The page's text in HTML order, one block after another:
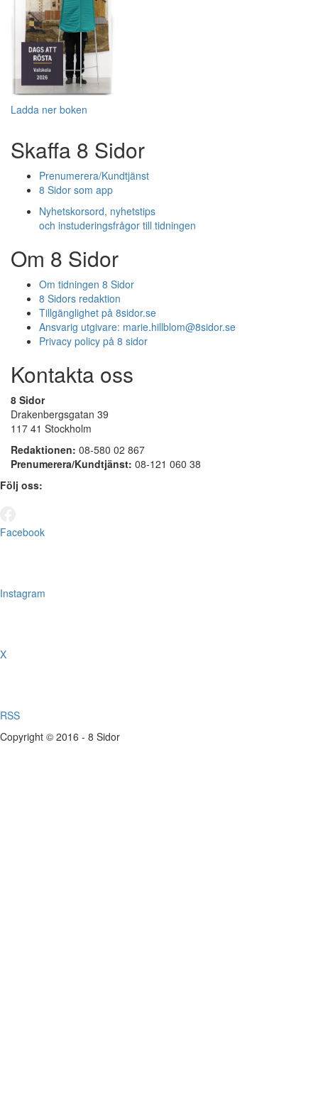
Ladda ner boken
Skaffa 8 Sidor
Prenumerera/Kundtjänst
8 Sidor som app
Nyhetskorsord, nyhetstips
och instuderingsfrågor till tidningen
Om 8 Sidor
Om tidningen 8 Sidor
8 Sidors redaktion
Tillgänglighet på 8sidor.se
Ansvarig utgivare: marie.hillblom@8sidor.se
Privacy policy på 8 sidor
Kontakta oss
8 Sidor
Drakenbergsgatan 39
117 41 Stockholm
Redaktionen: 08-580 02 867
Prenumerera/Kundtjänst: 08-121 060 38
Följ oss:
Facebook
Instagram
X
RSS
Copyright © 2016 - 8 Sidor